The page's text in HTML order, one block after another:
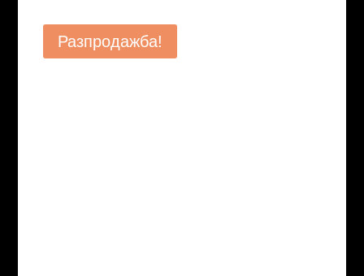
Разпродажба!